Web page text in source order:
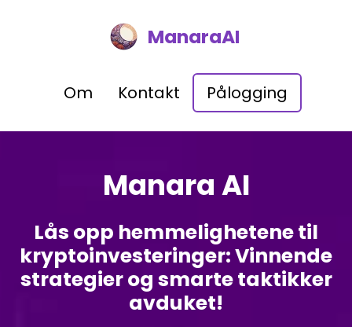
ManaraAI
Om Kontakt Pålogging
Manara AI
Lås opp hemmelighetene til
kryptoinvesteringer: Vinnende
strategier og smarte taktikker
avduket!